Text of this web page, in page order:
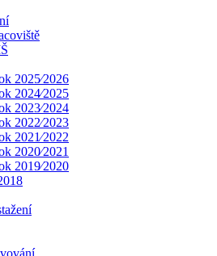
2025⁄2026
2024⁄2025
2023⁄2024
2022⁄2023
2021⁄2022
2020⁄2021
2019⁄2020